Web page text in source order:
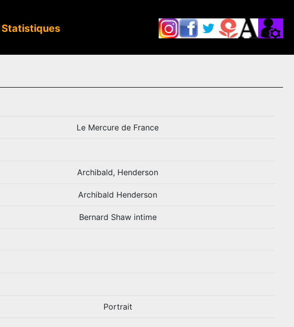
Statistiques
Le Mercure de France
Archibald, Henderson
Archibald Henderson
Bernard Shaw intime
Portrait